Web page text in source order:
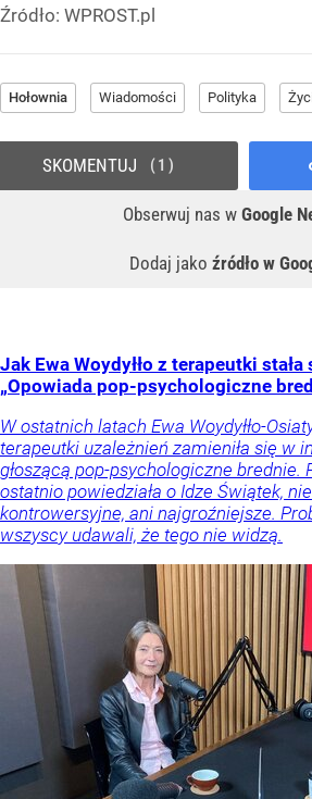
Źródło: WPROST.pl
Hołownia Wiadomości Polityka
Obserwuj nas w Google
Dodaj jako źródło w
SKOMENTUJ 1
Jak Ewa Woydyłło z terapeutki
„Opowiada pop-psychologiczne
W ostatnich latach Ewa Woydyłło-
terapeutki uzależnień zamieniła się w
głoszącą pop-psychologiczne brednie.
ostatnio powiedziała o Idze Świątek,
kontrowersyjne, ani najgroźniejsze.
wszyscy udawali, że tego nie widzą.